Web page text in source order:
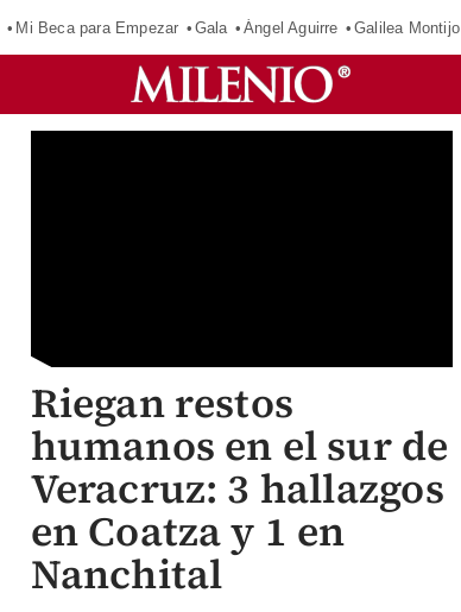
Mi Beca para Empezar Gala Ángel Aguirre Galilea Montijo
Riegan restos
humanos en el sur de
Veracruz: 3 hallazgos
en Coatza y 1 en
Nanchital